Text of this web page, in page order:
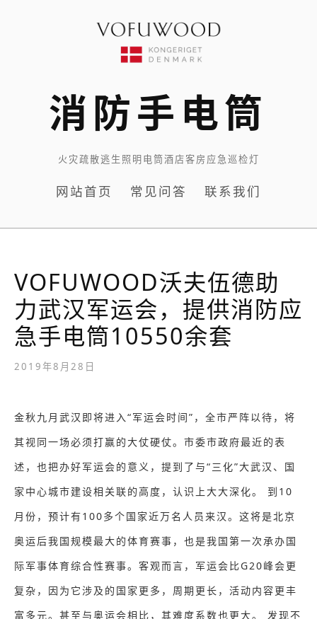
消防手电筒
火灾疏散逃生照明电筒酒店客房应急巡检灯
网站首页 常见问答 联系我们
VOFUWOOD沃夫伍德助
力武汉军运会，提供消防应
急手电筒10550余套
2019年8月28日
金秋九月武汉即将进入“军运会时间”，全市严阵以待，将
其视同一场必须打赢的大仗硬仗。市委市政府最近的表
述，也把办好军运会的意义，提到了与“三化”大武汉、国
家中心城市建设相关联的高度，认识上大大深化。 到10
月份，预计有100多个国家近万名人员来汉。这将是北京
奥运后我国规模最大的体育赛事，也是我国第一次承办国
际军事体育综合性赛事。客观而言，军运会比G20峰会更
复杂，因为它涉及的国家更多，周期更长，活动内容更丰
富多元。甚至与奥运会相比，其难度系数也更大。 发现不